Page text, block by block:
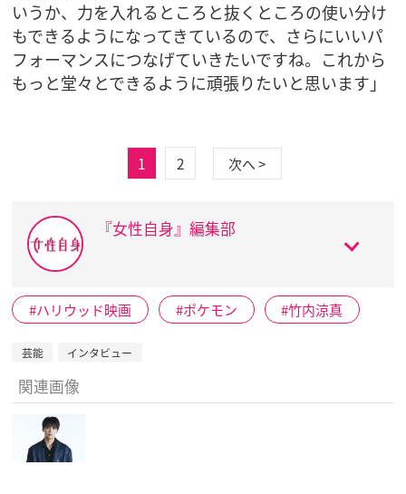
いうか、力を入れるところと抜くところの使い分け
もできるようになってきているので、さらにいいパ
フォーマンスにつなげていきたいですね。これから
もっと堂々とできるように頑張りたいと思います」
1 2 次へ >
『女性自身』編集部
ハリウッド映画 ポケモン 竹内涼真
芸能 インタビュー
関連画像